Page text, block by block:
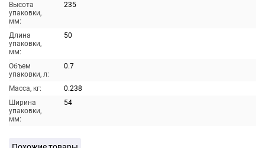
Высота
упаковки,
мм:
235
Длина
упаковки,
мм:
50
Объем
упаковки, л:
0.7
Масса, кг:
0.238
Ширина
упаковки,
мм:
54